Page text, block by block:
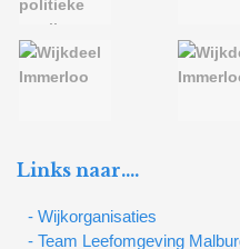
Links naar….
- Wijkorganisaties
- Team Leefomgeving